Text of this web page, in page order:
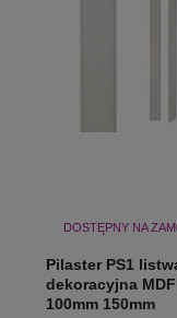
DOSTĘPNY NA
Pilaster PS1
dekoracyjna
100mm 150mm